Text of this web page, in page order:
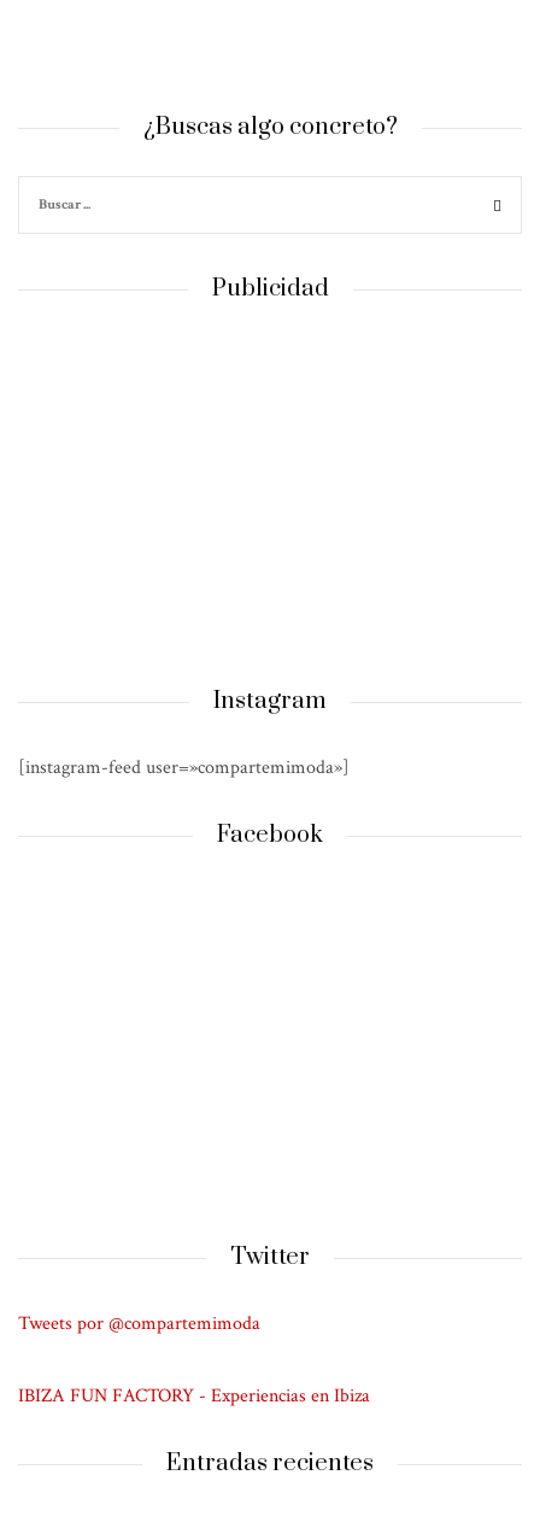
¿Buscas algo concreto?
Publicidad
Instagram
[instagram-feed user=»compartemimoda»]
Facebook
Twitter
Tweets por @compartemimoda
IBIZA FUN FACTORY - Experiencias en Ibiza
Entradas recientes